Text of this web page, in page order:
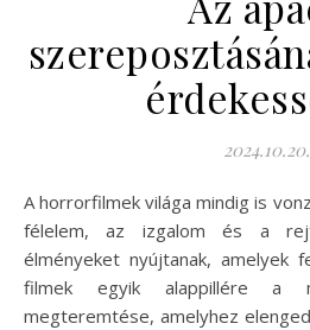
2024.10.20.
A horrorfilmek világa mindig is vonzotta a nézőket, hiszen a
félelem, az izgalom és a
élményeket nyújtanak, amelyek
filmek egyik alappillére a
megteremtése, amelyhez